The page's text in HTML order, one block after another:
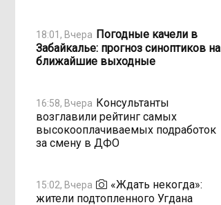
18:01, Вчера Погодные качели в
Забайкалье: прогноз синоптиков на
ближайшие выходные
16:58, Вчера Консультанты
возглавили рейтинг самых
высокооплачиваемых подработок
за смену в ДФО
15:02, Вчера
«Ждать некогда»:
жители подтопленного Угдана